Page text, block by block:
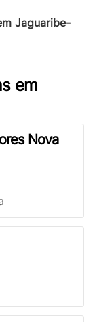
Jaguaribe-
em
Nova